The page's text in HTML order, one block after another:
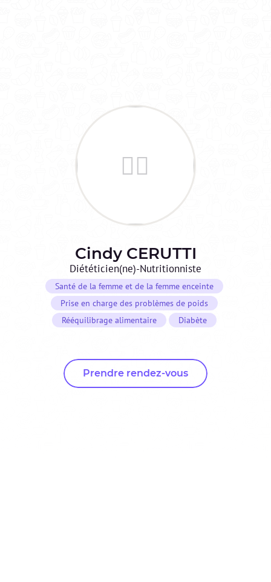
Cindy CERUTTI
Diététicien(ne)-Nutritionniste
Santé de la femme et de la femme enceinte
Prise en charge des problèmes de poids
Rééquilibrage alimentaire
Diabète
Prendre rendez-vous